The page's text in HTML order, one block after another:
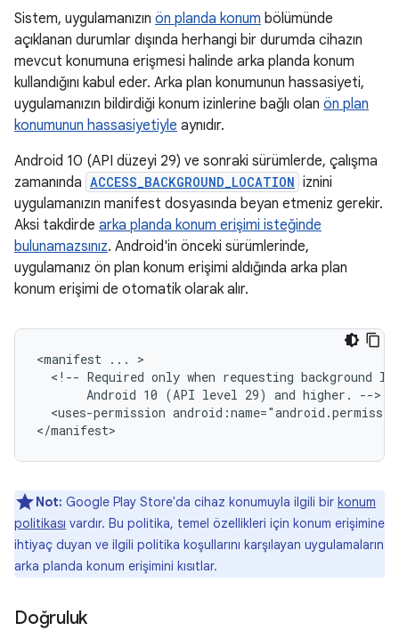
Sistem, uygulamanızın ön planda konum bölümünde
açıklanan durumlar dışında herhangi bir durumda cihazın
mevcut konumuna erişmesi halinde arka planda konum
kullandığını kabul eder. Arka plan konumunun hassasiyeti,
uygulamanızın bildirdiği konum izinlerine bağlı olan ön plan
konumunun hassasiyetiyle aynıdır.
Android 10 (API düzeyi 29) ve sonraki sürümlerde, çalışma
zamanında ACCESS_BACKGROUND_LOCATION iznini
uygulamanızın manifest dosyasında beyan etmeniz gerekir.
Aksi takdirde arka planda konum erişimi isteğinde
bulunamazsınız. Android'in önceki sürümlerinde,
uygulamanız ön plan konum erişimi aldığında arka plan
konum erişimi de otomatik olarak alır.
<manifest ...
<!-- Required only when requesting background
Android 10 (API level 29) and higher.
<uses-permission
Not: Google Play Store'da cihaz konumuyla ilgili bir konum
politikası vardır. Bu politika, temel özellikleri için konum erişimine
ihtiyaç duyan ve ilgili politika koşullarını karşılayan uygulamaların
arka planda konum erişimini kısıtlar.
Doğruluk